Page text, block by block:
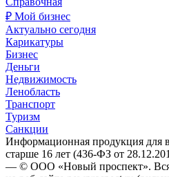
₽ Мой бизнес
Актуально сегодня
Карикатуры
Бизнес
Деньги
Недвижимость
Ленобласть
Транспорт
Туризм
Санкции
Информационная продукция для
старше 16 лет (436-ФЗ от
— © ООО «Новый проспект». Вся